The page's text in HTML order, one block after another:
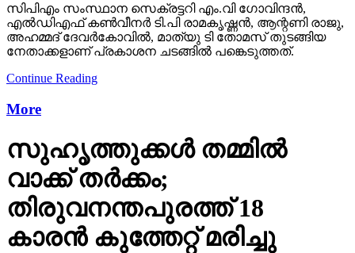
സിപിഎം സംസ്ഥാന സെക്രട്ടറി എം.വി ഗോവിന്ദന്‍,
എല്‍ഡിഎഫ് കണ്‍വീനര്‍ ടി.പി രാമകൃഷ്ണന്‍, ആന്റണി രാജു,
അഹമ്മദ് ദേവര്‍കോവില്‍, മാത്യു ടി തോമസ് തുടങ്ങിയ
നേതാക്കളാണ് പ്രകാശന ചടങ്ങില്‍ പങ്കെടുത്തത്.
Continue Reading
More
സുഹൃത്തുക്കള്‍ തമ്മില്‍
വാക്ക് തര്‍ക്കം;
തിരുവനന്തപുരത്ത് 18
കാരന്‍ കുത്തേറ്റ് മരിച്ചു